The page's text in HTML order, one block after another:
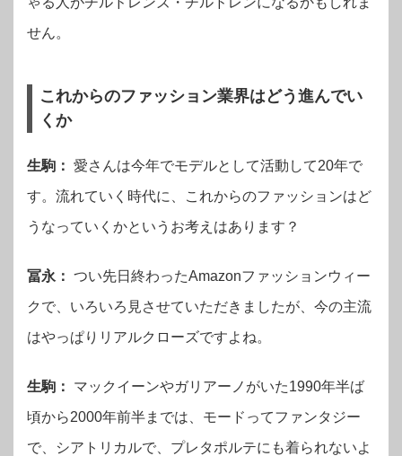
せん。
これからのファッション業界はどう進んでい
くか
生駒： 愛さんは今年でモデルとして活動して20年で
す。流れていく時代に、これからのファッションはど
うなっていくかというお考えはあります？
冨永： つい先日終わったAmazonファッションウィー
クで、いろいろ見させていただきましたが、今の主流
はやっぱりリアルクローズですよね。
生駒：
マックイーンやガリアーノがいた1990年半ば
頃から2000年前半までは、モードってファンタジー
で、シアトリカルで、プレタポルテにも着られないよ